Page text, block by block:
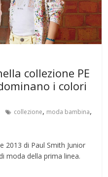
collezione PE
i colori
collezione, moda bambina,
2013 di Paul Smith Junior
moda della prima linea.